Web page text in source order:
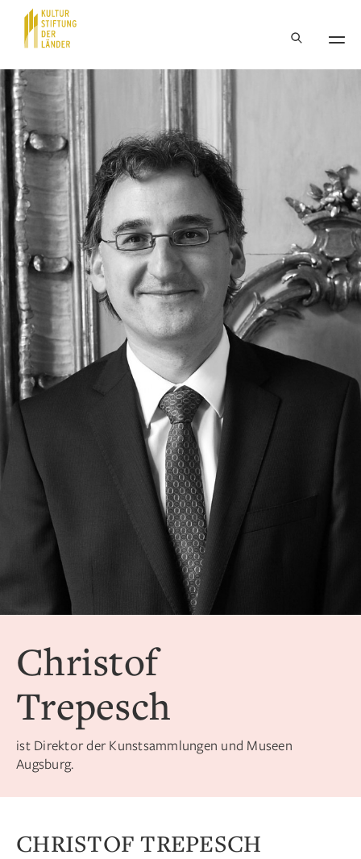
Hauptnavigation
Christof
Trepesch
ist Direktor der Kunstsammlungen und Museen
Augsburg.
CHRISTOF TREPESCH